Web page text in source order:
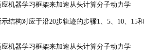
结构对应于沿20步轨迹的步骤1、5、10、15和